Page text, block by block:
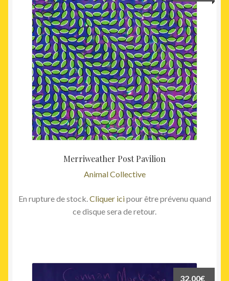
Merriweather Post Pavilion
Animal Collective
En rupture de stock.Cliquer icipour être prévenu quand
ce disque sera de retour.
32,00€